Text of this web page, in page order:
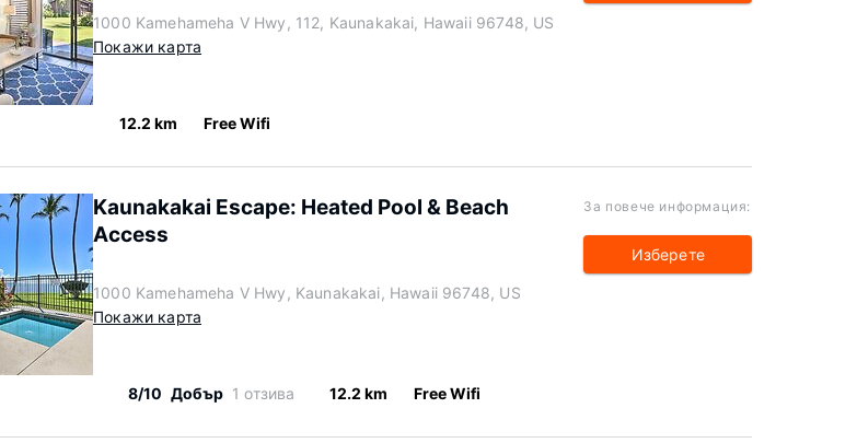
1000 Kamehameha V Hwy, 112, Kaunakakai, Hawaii 96748, US
Покажи карта
12.2 km Free Wifi
Kaunakakai Escape: Heated Pool & Beach
Access
1000 Kamehameha V Hwy, Kaunakakai, Hawaii 96748, US
Покажи карта
8/10 Добър 1 отзива 12.2 km Free Wifi
За повече информация:
Изберете